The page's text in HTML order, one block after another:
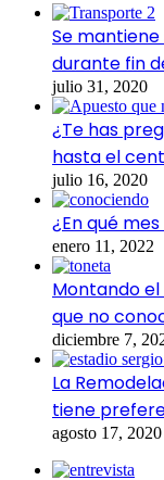
Se
durante fin
julio 31, 2020
¿Te has
hasta el
julio 16, 2020
¿En qué
enero 11, 2022
Montando
que no
diciembre 7,
La
tiene
agosto 17, 2020